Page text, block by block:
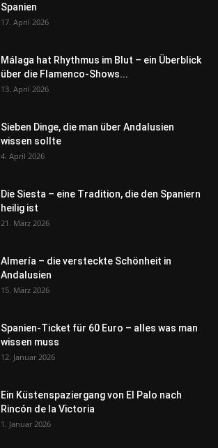
Spanien
17. April 2026
Málaga hat Rhythmus im Blut – ein Überblick
über die Flamenco-Shows...
13. April 2026
Sieben Dinge, die man über Andalusien
wissen sollte
4. April 2026
Die Siesta – eine Tradition, die den Spaniern
heilig ist
21. März 2026
Almería – die versteckte Schönheit in
Andalusien
15. März 2026
Spanien-Ticket für 60 Euro – alles was man
wissen muss
12. Januar 2026
Ein Küstenspaziergang von El Palo nach
Rincón de la Victoria
1. Januar 2026